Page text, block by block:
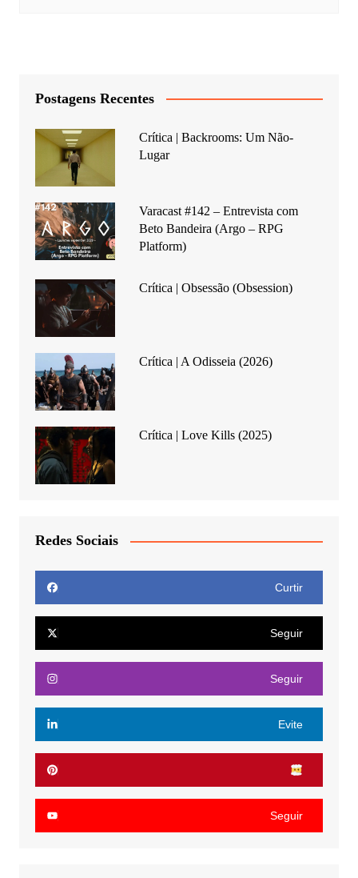
Postagens Recentes
Crítica | Backrooms: Um Não-
Lugar
Varacast #142 – Entrevista com
Beto Bandeira (Argo – RPG
Platform)
Crítica | Obsessão (Obsession)
Crítica | A Odisseia (2026)
Crítica | Love Kills (2025)
Redes Sociais
Curtir
Seguir
Seguir
Evite
Seguir